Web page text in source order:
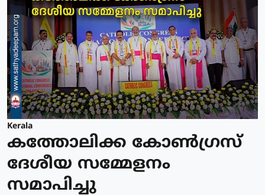
Kerala
കത്തോലിക്ക കോൺഗ്രസ്
ദേശീയ സമ്മേളനം
സമാപിച്ചു